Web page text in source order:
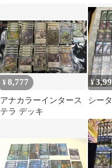
¥8,777
アナカラーインタース
テラ デッキ
¥
シー